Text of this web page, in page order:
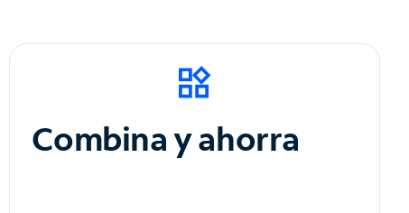
Combina y ahorra